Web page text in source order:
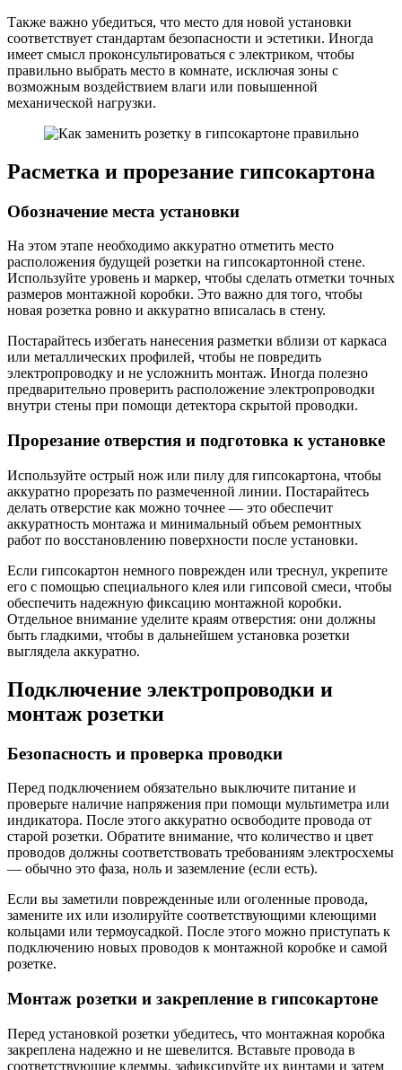
Также важно убедиться, что место для новой установки
соответствует стандартам безопасности и эстетики. Иногда
имеет смысл проконсультироваться с электриком, чтобы
правильно выбрать место в комнате, исключая зоны с
возможным воздействием влаги или повышенной
механической нагрузки.
Расметка и прорезание гипсокартона
Обозначение места установки
На этом этапе необходимо аккуратно отметить место
расположения будущей розетки на гипсокартонной стене.
Используйте уровень и маркер, чтобы сделать отметки точных
размеров монтажной коробки. Это важно для того, чтобы
новая розетка ровно и аккуратно вписалась в стену.
Постарайтесь избегать нанесения разметки вблизи от каркаса
или металлических профилей, чтобы не повредить
электропроводку и не усложнить монтаж. Иногда полезно
предварительно проверить расположение электропроводки
внутри стены при помощи детектора скрытой проводки.
Прорезание отверстия и подготовка к установке
Используйте острый нож или пилу для гипсокартона, чтобы
аккуратно прорезать по размеченной линии. Постарайтесь
делать отверстие как можно точнее — это обеспечит
аккуратность монтажа и минимальный объем ремонтных
работ по восстановлению поверхности после установки.
Если гипсокартон немного поврежден или треснул, укрепите
его с помощью специального клея или гипсовой смеси, чтобы
обеспечить надежную фиксацию монтажной коробки.
Отдельное внимание уделите краям отверстия: они должны
быть гладкими, чтобы в дальнейшем установка розетки
выглядела аккуратно.
Подключение электропроводки и
монтаж розетки
Безопасность и проверка проводки
Перед подключением обязательно выключите питание и
проверьте наличие напряжения при помощи мультиметра или
индикатора. После этого аккуратно освободите провода от
старой розетки. Обратите внимание, что количество и цвет
проводов должны соответствовать требованиям электросхемы
— обычно это фаза, ноль и заземление (если есть).
Если вы заметили поврежденные или оголенные провода,
замените их или изолируйте соответствующими клеющими
кольцами или термоусадкой. После этого можно приступать к
подключению новых проводов к монтажной коробке и самой
розетке.
Монтаж розетки и закрепление в гипсокартоне
Перед установкой розетки убедитесь, что монтажная коробка
закреплена надежно и не шевелится. Вставьте провода в
соответствующие клеммы, зафиксируйте их винтами и затем